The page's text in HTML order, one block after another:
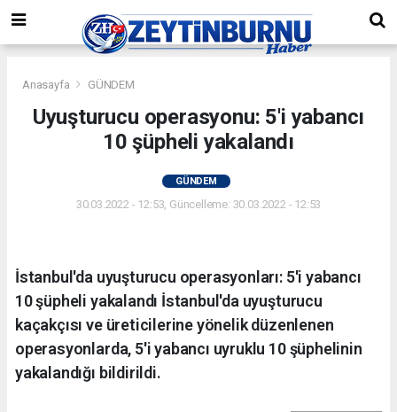
Anasayfa GÜNDEM
Uyuşturucu operasyonu: 5'i yabancı
10 şüpheli yakalandı
GÜNDEM
30.03.2022 - 12:53, Güncelleme: 30.03.2022 - 12:53
İstanbul'da uyuşturucu operasyonları: 5'i yabancı
10 şüpheli yakalandı İstanbul'da uyuşturucu
kaçakçısı ve üreticilerine yönelik düzenlenen
operasyonlarda, 5'i yabancı uyruklu 10 şüphelinin
yakalandığı bildirildi.